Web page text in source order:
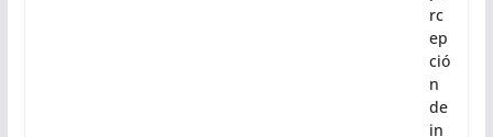
rc
ep
ció
n
de
in